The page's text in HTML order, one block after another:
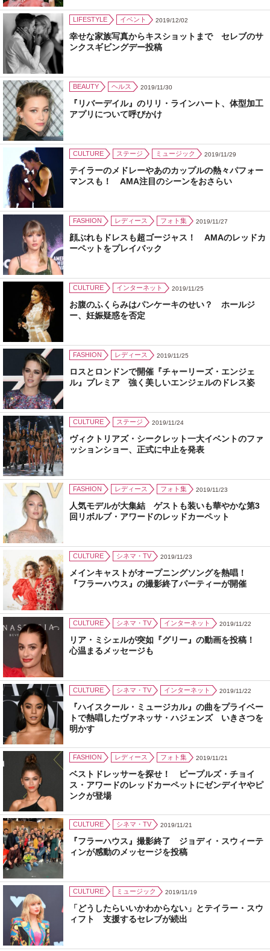
LIFESTYLE イベント 2019/12/02
幸せな家族写真からキスショットまで セレブのサ
ンクスギビングデー投稿
BEAUTY ヘルス 2019/11/30
『リバーデイル』のリリ・ラインハート、体型加工
アプリについて呼びかけ
CULTURE ステージ ミュージック 2019/11/29
テイラーのメドレーやあのカップルの熱々パフォー
マンスも！ AMA注目のシーンをおさらい
FASHION レディース フォト集 2019/11/27
顔ぶれもドレスも超ゴージャス！ AMAのレッドカ
ーペットをプレイバック
CULTURE インターネット 2019/11/25
お腹のふくらみはパンケーキのせい？ ホールジ
ー、妊娠疑惑を否定
FASHION レディース 2019/11/25
ロスとロンドンで開催『チャーリーズ・エンジェ
ル』プレミア 強く美しいエンジェルのドレス姿
CULTURE ステージ 2019/11/24
ヴィクトリアズ・シークレット一大イベントのファ
ッションショー、正式に中止を発表
FASHION レディース フォト集 2019/11/23
人気モデルが大集結 ゲストも装いも華やかな第3
回リボルブ・アワードのレッドカーペット
CULTURE シネマ・TV 2019/11/23
メインキャストがオープニングソングを熱唱！
『フラーハウス』の撮影終了パーティーが開催
CULTURE シネマ・TV インターネット 2019/11/22
リア・ミシェルが突如『グリー』の動画を投稿！
心温まるメッセージも
CULTURE シネマ・TV インターネット 2019/11/22
『ハイスクール・ミュージカル』の曲をプライベー
トで熱唱したヴァネッサ・ハジェンズ いきさつを
明かす
FASHION レディース フォト集 2019/11/21
ベストドレッサーを探せ！ ピープルズ・チョイ
ス・アワードのレッドカーペットにゼンデイヤやピ
ンクが登場
CULTURE シネマ・TV 2019/11/21
『フラーハウス』撮影終了 ジョディ・スウィーテ
ィンが感動のメッセージを投稿
CULTURE ミュージック 2019/11/19
「どうしたらいいかわからない」とテイラー・スウ
ィフト 支援するセレブが続出